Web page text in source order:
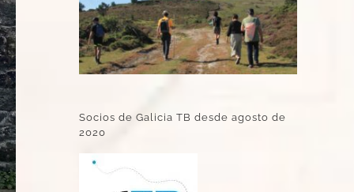
Socios de Galicia TB desde agosto de
2020